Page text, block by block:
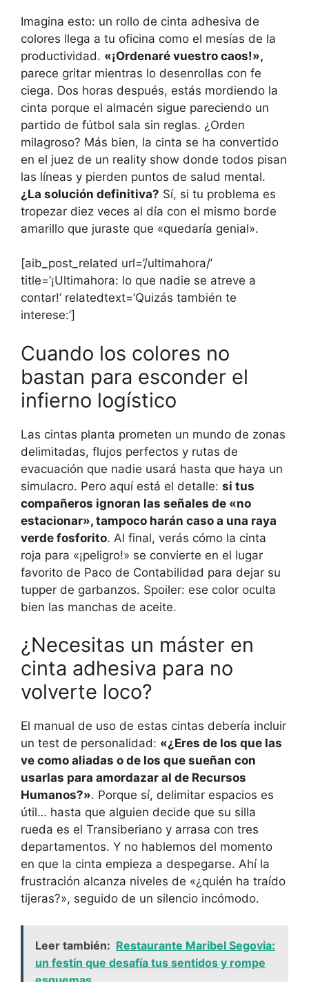
Imagina esto: un rollo de cinta adhesiva de
colores llega a tu oficina como el mesías de la
productividad. «¡Ordenaré vuestro caos!»,
parece gritar mientras lo desenrollas con fe
ciega. Dos horas después, estás mordiendo la
cinta porque el almacén sigue pareciendo un
partido de fútbol sala sin reglas. ¿Orden
milagroso? Más bien, la cinta se ha convertido
en el juez de un reality show donde todos pisan
las líneas y pierden puntos de salud mental.
¿La solución definitiva? Sí, si tu problema es
tropezar diez veces al día con el mismo borde
amarillo que juraste que «quedaría genial».
[aib_post_related url=’/ultimahora/’
title=’¡Ultimahora: lo que nadie se atreve a
contar!’ relatedtext=’Quizás también te
interese:’]
Cuando los colores no
bastan para esconder el
infierno logístico
Las cintas planta prometen un mundo de zonas
delimitadas, flujos perfectos y rutas de
evacuación que nadie usará hasta que haya un
simulacro. Pero aquí está el detalle: si tus
compañeros ignoran las señales de «no
estacionar», tampoco harán caso a una raya
verde fosforito. Al final, verás cómo la cinta
roja para «¡peligro!» se convierte en el lugar
favorito de Paco de Contabilidad para dejar su
tupper de garbanzos. Spoiler: ese color oculta
bien las manchas de aceite.
¿Necesitas un máster en
cinta adhesiva para no
volverte loco?
El manual de uso de estas cintas debería incluir
un test de personalidad: «¿Eres de los que las
ve como aliadas o de los que sueñan con
usarlas para amordazar al de Recursos
Humanos?». Porque sí, delimitar espacios es
útil… hasta que alguien decide que su silla
rueda es el Transiberiano y arrasa con tres
departamentos. Y no hablemos del momento
en que la cinta empieza a despegarse. Ahí la
frustración alcanza niveles de «¿quién ha traído
tijeras?», seguido de un silencio incómodo.
Leer también: Restaurante Maribel Segovia:
un festín que desafía tus sentidos y rompe